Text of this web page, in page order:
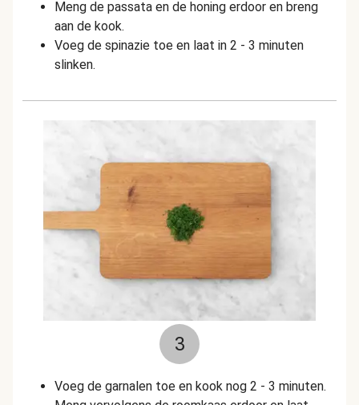
Meng de passata en de honing erdoor en breng
aan de kook.
Voeg de spinazie toe en laat in 2 - 3 minuten
slinken.
3
Voeg de garnalen toe en kook nog 2 - 3 minuten.